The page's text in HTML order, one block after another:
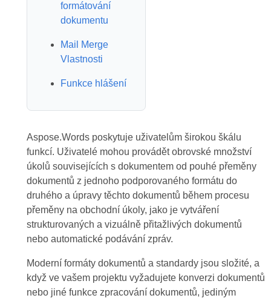
formátování
dokumentu
Mail Merge
Vlastnosti
Funkce hlášení
Aspose.Words poskytuje uživatelům širokou škálu
funkcí. Uživatelé mohou provádět obrovské množství
úkolů souvisejících s dokumentem od pouhé přeměny
dokumentů z jednoho podporovaného formátu do
druhého a úpravy těchto dokumentů během procesu
přeměny na obchodní úkoly, jako je vytváření
strukturovaných a vizuálně přitažlivých dokumentů
nebo automatické podávání zpráv.
Moderní formáty dokumentů a standardy jsou složité, a
když ve vašem projektu vyžadujete konverzi dokumentů
nebo jiné funkce zpracování dokumentů, jediným